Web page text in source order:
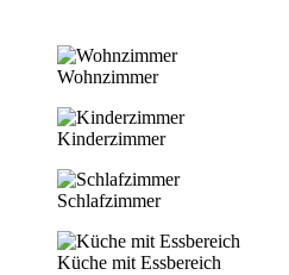
Wohnzimmer
Kinderzimmer
Schlafzimmer
Küche mit Essbereich